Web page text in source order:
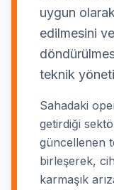
uygun
edilmesini
teknik
Sahadaki
getirdiği
güncellenen
birleşerek,
karmaşık